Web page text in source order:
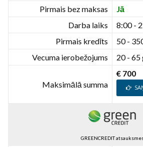
Pirmais bez maksas
Jā
Darba laiks
8:00 -
Pirmais kredīts
50 -
Vecuma ierobežojums
20 - 65
Maksimālā summa
€ 700
GREENCREDIT